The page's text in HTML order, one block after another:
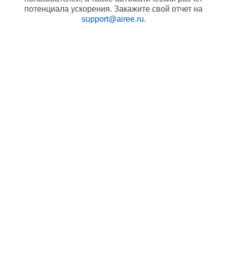
потенциала ускорения. Закажите свой отчет на
support@airee.ru.